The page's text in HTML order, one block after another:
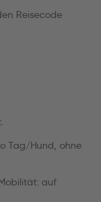
Reisecode
Tag/Hund, ohne
auf